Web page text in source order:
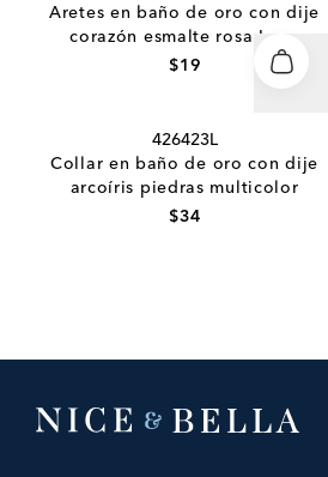
Aretes en baño de oro con dije
corazón esmalte rosa Love
$19
426423L
Collar en baño de oro con dije
arcoíris piedras multicolor
$34